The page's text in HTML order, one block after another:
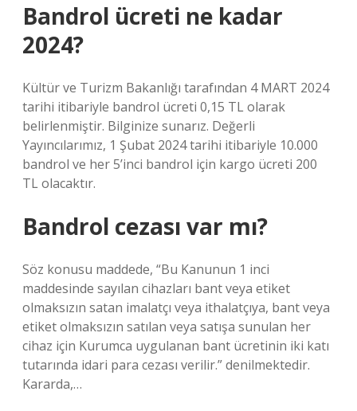
Bandrol ücreti ne kadar
2024?
Kültür ve Turizm Bakanlığı tarafından 4 MART 2024
tarihi itibariyle bandrol ücreti 0,15 TL olarak
belirlenmiştir. Bilginize sunarız. Değerli
Yayıncılarımız, 1 Şubat 2024 tarihi itibariyle 10.000
bandrol ve her 5’inci bandrol için kargo ücreti 200
TL olacaktır.
Bandrol cezası var mı?
Söz konusu maddede, “Bu Kanunun 1 inci
maddesinde sayılan cihazları bant veya etiket
olmaksızın satan imalatçı veya ithalatçıya, bant veya
etiket olmaksızın satılan veya satışa sunulan her
cihaz için Kurumca uygulanan bant ücretinin iki katı
tutarında idari para cezası verilir.” denilmektedir.
Kararda,…